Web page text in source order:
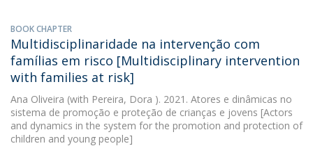
BOOK CHAPTER
Multidisciplinaridade na intervenção com
famílias em risco [Multidisciplinary intervention
with families at risk]
Ana Oliveira (with Pereira, Dora ). 2021. Atores e dinâmicas no
sistema de promoção e proteção de crianças e jovens [Actors
and dynamics in the system for the promotion and protection of
children and young people]